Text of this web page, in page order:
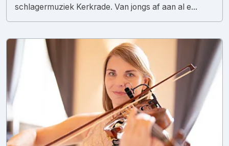
schlagermuziek Kerkrade. Van jongs af aan al e...